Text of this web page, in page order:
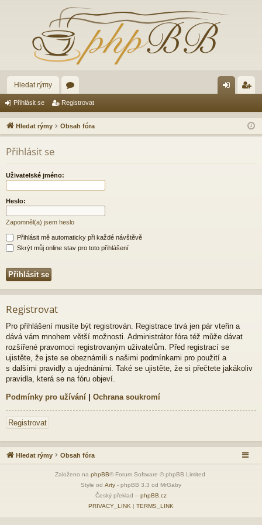
Hledat rýmy
ór
a lá
sit
ist
ro
Přihlásit se Registrovat
Hledat rýmy Obsah fóra
Přihlásit se
Uživatelské jméno:
Heslo:
Zapomněl(a) jsem heslo
Přihlásit mě automaticky při každé návštěvě
Skrýt můj online stav pro toto přihlášení
Registrovat
Pro přihlášení musíte být registrován. Registrace trvá jen pár vteřin a
dává vám mnohem větší možnosti. Administrátor fóra též může dávat
rozšířené pravomoci registrovaným uživatelům. Před registrací se
ujistěte, že jste se obeznámili s našimi podmínkami pro použití a
s dalšími pravidly a ujednáními. Také se ujistěte, že si přečtete jakákoliv
pravidla, která se na fóru objeví.
Podmínky pro užívání | Ochrana soukromí
Registrovat
Hledat rýmy Obsah fóra
Založeno na phpBB® Forum Software © phpBB Limited
Style od Arty - phpBB 3.3 od MrGaby
Český překlad – phpBB.cz
PRIVACY_LINK | TERMS_LINK